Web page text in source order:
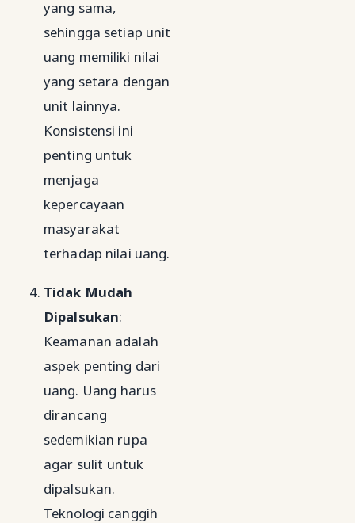
yang sama,
sehingga setiap unit
uang memiliki nilai
yang setara dengan
unit lainnya.
Konsistensi ini
penting untuk
menjaga
kepercayaan
masyarakat
terhadap nilai uang.
Tidak Mudah
Dipalsukan:
Keamanan adalah
aspek penting dari
uang. Uang harus
dirancang
sedemikian rupa
agar sulit untuk
dipalsukan.
Teknologi canggih